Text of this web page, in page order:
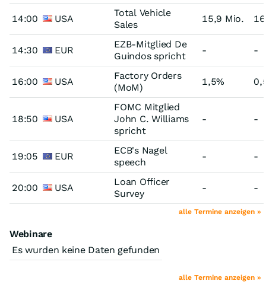
14:00 USA
Total Vehicle
Sales
15,9 Mio.
14:30 EUR
EZB-Mitglied De
Guindos spricht
- -
16:00 USA
Factory Orders
(MoM)
1,5%
18:50 USA
FOMC Mitglied
John C. Williams
spricht
- -
19:05 EUR
ECB's Nagel
speech
- -
20:00 USA
Loan Officer
Survey
- -
alle Termine anzeigen »
Webinare
Es wurden keine Daten gefunden
alle Termine anzeigen »